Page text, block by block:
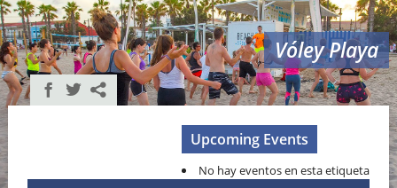
Instal·lacions ▼
Comunicació ▼
València en esport ▼
Vóley Playa
Upcoming Events
No hay eventos en esta etiqueta